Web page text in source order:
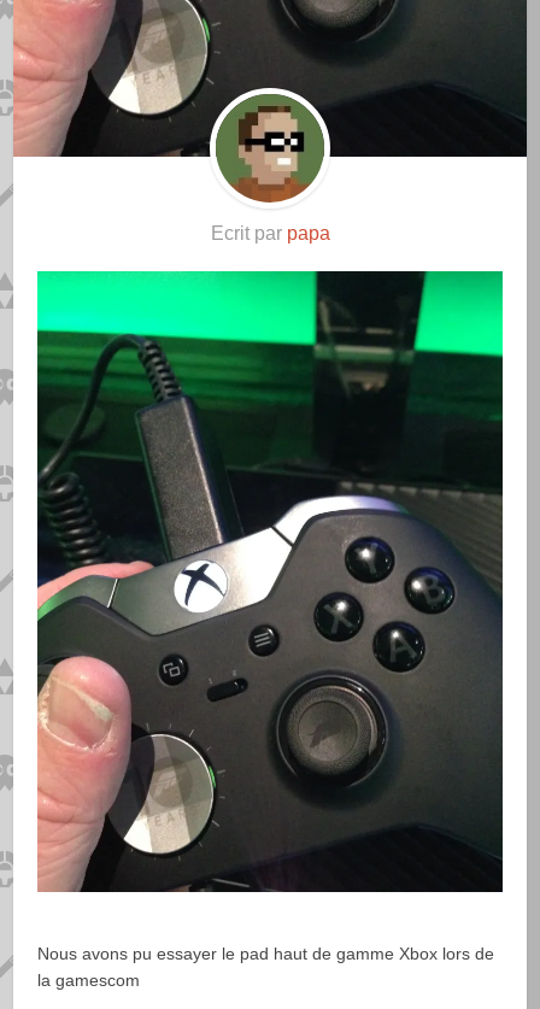
Ecrit par papa
Nous avons pu essayer le pad haut de gamme Xbox lors de
la gamescom